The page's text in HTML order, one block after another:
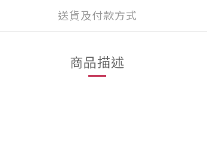
送貨及付款方式
商品描述